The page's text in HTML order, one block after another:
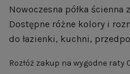
Nowoczesna półka
Dostępne różne kolory i
do łazienki, kuchni,
Rozłóż zakup na wygodne raty